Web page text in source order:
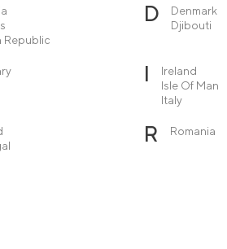
Republic
D
Denmark
Djibouti
I
Ireland
Isle Of Man
Italy
R Romania